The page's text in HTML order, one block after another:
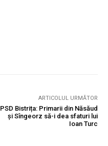
ARTICOLUL URMĂTOR
PSD Bistrița: Primarii din Năsăud
și Sîngeorz să-i dea sfaturi lui
Ioan Turc